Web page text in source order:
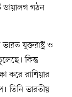
ডায়ালগ গঠন
যুক্তরাষ্ট্র ও
কিন্তু
করে রাশিয়ার
তিনি ভারতীয়